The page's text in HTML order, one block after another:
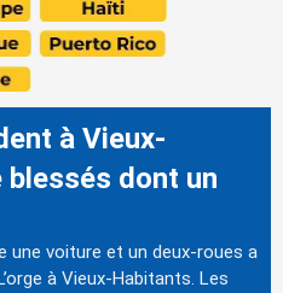
à Vieux-
dont un
une voiture et un deux-roues a
à Vieux-Habitants. Les